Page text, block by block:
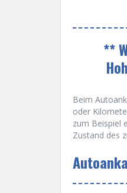
**
Beim
oder
zum Beispiel
Zustand des